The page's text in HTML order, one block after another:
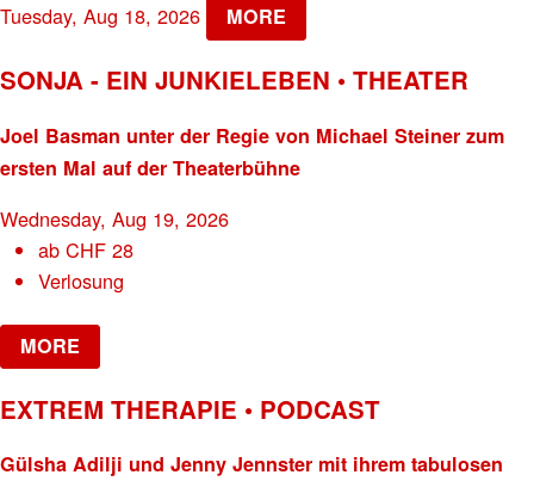
Tuesday, Aug 18, 2026 MORE
SONJA - EIN JUNKIELEBEN • THEATER
Joel Basman unter der Regie von Michael Steiner zum
ersten Mal auf der Theaterbühne
Wednesday, Aug 19, 2026
abCHF 28
Verlosung
MORE
EXTREM THERAPIE • PODCAST
Gülsha Adilji und Jenny Jennster mit ihrem tabulosen